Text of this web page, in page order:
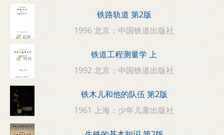
铁路轨道 第2版
1996 北京：中国铁道出版社
铁道工程测量学 上
1992 北京：中国铁道出版社
铁木儿和他的队伍 第2版
1961 上海：少年儿童出版社